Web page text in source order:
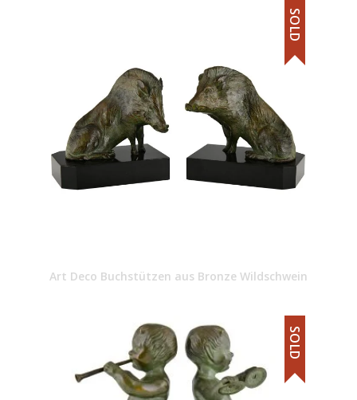
Art Deco Buchstützen aus Bronze Wildschwein
SOLD
SOLD